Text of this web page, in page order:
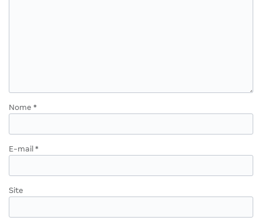
Nome *
E-mail *
Site